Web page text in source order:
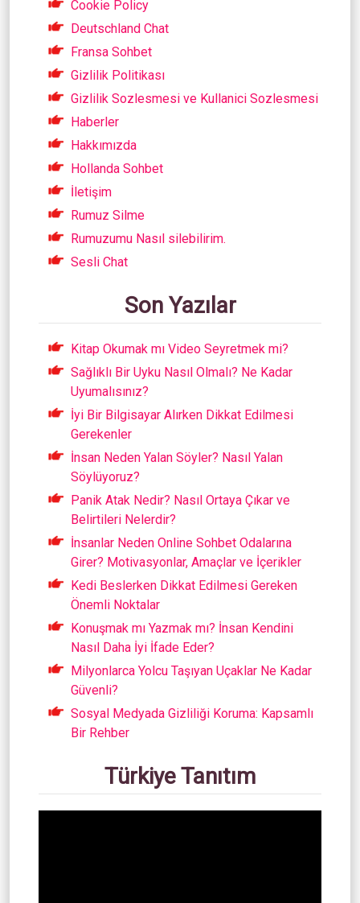
Cookie Policy
Deutschland Chat
Fransa Sohbet
Gizlilik Politikası
Gizlilik Sozlesmesi ve Kullanici Sozlesmesi
Haberler
Hakkımızda
Hollanda Sohbet
İletişim
Rumuz Silme
Rumuzumu Nasıl silebilirim.
Sesli Chat
Son Yazılar
Kitap Okumak mı Video Seyretmek mi?
Sağlıklı Bir Uyku Nasıl Olmalı? Ne Kadar
Uyumalısınız?
İyi Bir Bilgisayar Alırken Dikkat Edilmesi
Gerekenler
İnsan Neden Yalan Söyler? Nasıl Yalan
Söylüyoruz?
Panik Atak Nedir? Nasıl Ortaya Çıkar ve
Belirtileri Nelerdir?
İnsanlar Neden Online Sohbet Odalarına
Girer? Motivasyonlar, Amaçlar ve İçerikler
Kedi Beslerken Dikkat Edilmesi Gereken
Önemli Noktalar
Konuşmak mı Yazmak mı? İnsan Kendini
Nasıl Daha İyi İfade Eder?
Milyonlarca Yolcu Taşıyan Uçaklar Ne Kadar
Güvenli?
Sosyal Medyada Gizliliği Koruma: Kapsamlı
Bir Rehber
Türkiye Tanıtım